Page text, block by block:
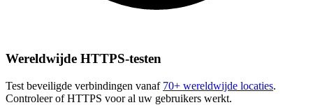
Wereldwijde HTTPS-testen
Test beveiligde verbindingen vanaf 70+ wereldwijde locaties.
Controleer of HTTPS voor al uw gebruikers werkt.